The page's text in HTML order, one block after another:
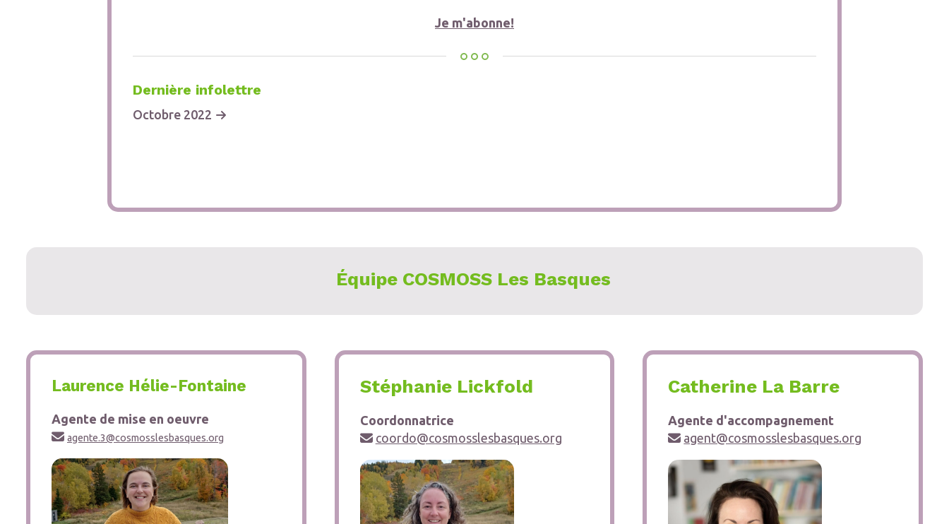
Je m'abonne!
Dernière infolettre
Octobre 2022
Équipe COSMOSS Les Basques
Laurence Hélie-Fontaine
Agente de mise en oeuvre
 agente.3@cosmosslesbasques.org
Stéphanie Lickfold
Coordonnatrice
 coordo@cosmosslesbasques.org
Catherine La Barre
Agente d'accompagnement
 agent@cosmosslesbasques.org